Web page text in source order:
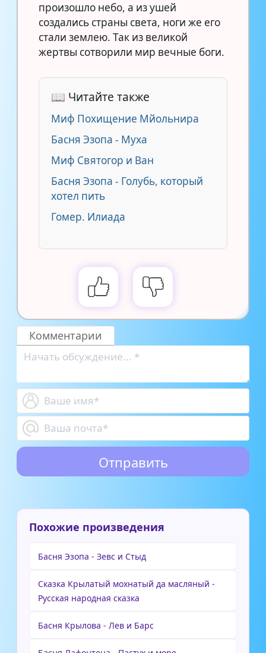
произошло небо, а из ушей
создались страны света, ноги же его
стали землею. Так из великой
жертвы сотворили мир вечные боги.
📖 Читайте также
Миф Похищение Мйольнира
Басня Эзопа - Муха
Миф Святогор и Ван
Басня Эзопа - Голубь, который
хотел пить
Гомер. Илиада
Комментарии
Похожие произведения
Басня Эзопа - Зевс и Стыд
Сказка Крылатый мохнатый да масляный -
Русская народная сказка
Басня Крылова - Лев и Барс